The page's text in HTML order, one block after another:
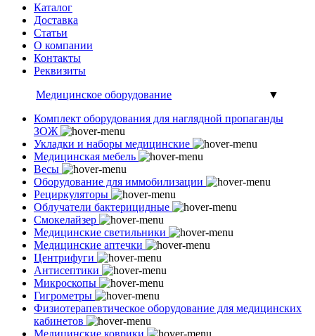
Каталог
Доставка
Статьи
О компании
Контакты
Реквизиты
Медицинское оборудование
▼
Комплект оборудования для наглядной пропаганды
ЗОЖ
Укладки и наборы медицинские
Медицинская мебель
Весы
Оборудование для иммобилизации
Рециркуляторы
Облучатели бактерицидные
Смокелайзер
Медицинские светильники
Медицинские аптечки
Центрифуги
Антисептики
Микроскопы
Гигрометры
Физиотерапевтическое оборудование для медицинских
кабинетов
Медицинские коврики